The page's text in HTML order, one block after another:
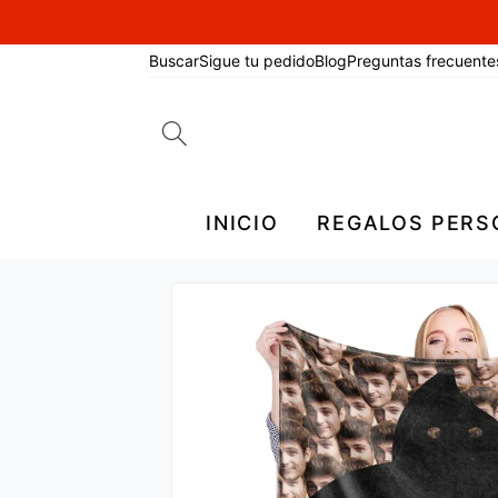
BuscarSigue tu pedidoBlogPreguntas
INICIO REGALOS